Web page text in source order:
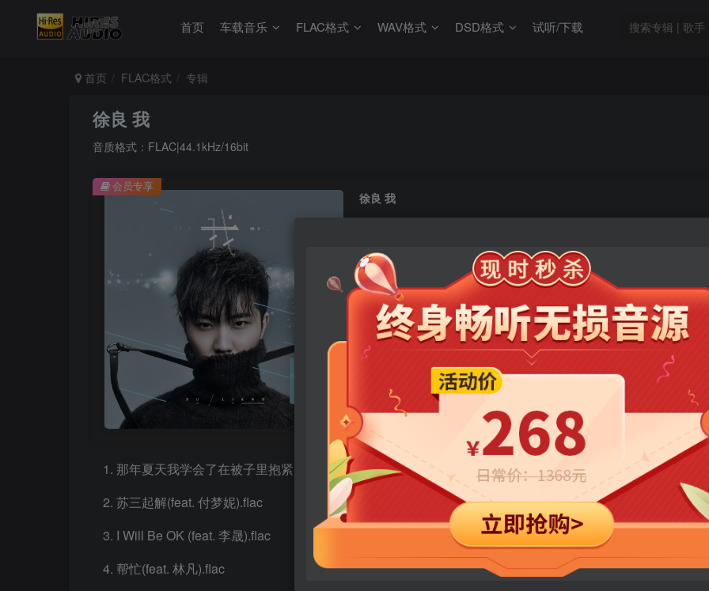
首页 车载音乐 FLAC格式 WAV格式 DSD格式 试听/下载
首页 FLAC格式 专辑
徐良 我
音质格式：FLAC|44.1kHz/16bit
徐良 我
￥9.9 限时特惠
￥99
年卡会员免费 永久会员 免费
立即购买
您当前未登录！建议登陆后购买，可保存购买订单
会员专享
那年夏天我学会了在被子里抱紧自己 (feat. 刘思涵).flac
苏三起解(feat. 付梦妮).flac
I Will Be OK (feat. 李晟).flac
帮忙(feat. 林凡).flac